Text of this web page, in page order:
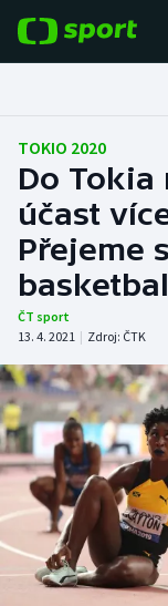
Fotbal
Hokej
Tenis
Atletika
DALŠÍ SPORTY
Americký fotbal
Baseball a
Basketbal
NEPŘEHLÉDNĚTE
Soutěže
Historické návraty
TOKIO 2020
Do Tokia
účast
Přejeme
ČT sport
13. 4. 2021 | Zdroj: ČTK